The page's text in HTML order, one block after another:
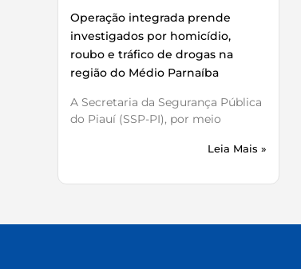
Operação integrada prende
investigados por homicídio,
roubo e tráfico de drogas na
região do Médio Parnaíba
A Secretaria da Segurança Pública
do Piauí (SSP-PI), por meio
Leia Mais »